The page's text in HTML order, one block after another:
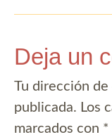
Deja un
Tu dirección
publicada. Los
marcados con *